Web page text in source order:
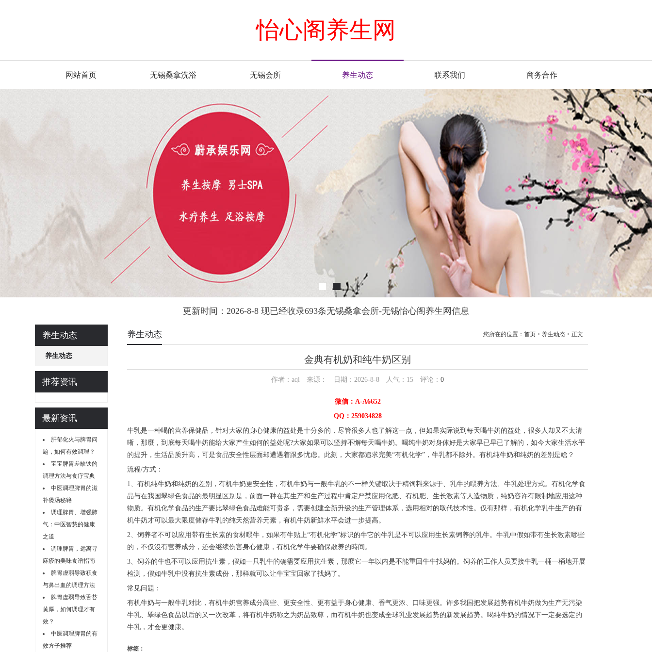
怡心阁养生网
网站首页 无锡桑拿洗浴 无锡会所 养生动态 联系我们 商务合作
更新时间：2026-8-8 现已经收录693条无锡桑拿会所-无锡怡心阁养生网信息
养生动态
养生动态
推荐资讯
最新资讯
肝郁化火与脾胃问
题，如何有效调理？
宝宝脾胃差缺铁的
调理方法与食疗宝典
中医调理脾胃的滋
补煲汤秘籍
调理脾胃、增强肺
气：中医智慧的健康
之道
调理脾胃，远离寻
麻疹的美味食谱指南
脾胃虚弱导致积食
与鼻出血的调理方法
脾胃虚弱导致舌苔
黄厚，如何调理才有
效？
中医调理脾胃的有
效方子推荐
养生动态 您所在的位置： 首页 > 养生动态 > 正文
金典有机奶和纯牛奶区别
作者：aqi 来源： 日期：2026-8-8 人气： 15 评论： 0
微信：A-A6652
QQ：259034828
牛乳是一种喝的营养保健品，针对大家的身心健康的益处是十分多的，尽管很多人也了解这一点，但如果实际说到每天喝牛奶的益处，很多人却又不太清
晰，那麼，到底每天喝牛奶能给大家产生如何的益处呢?大家如果可以坚持不懈每天喝牛奶。喝纯牛奶对身体好是大家早已早已了解的，如今大家生活水平
的提升，生活品质升高，可是食品安全性层面却遭遇着跟多忧虑。此刻，大家都追求完美“有机化学”，牛乳都不除外。有机纯牛奶和纯奶的差别是啥？
流程/方式：
1、有机纯牛奶和纯奶的差别，有机牛奶更安全性，有机牛奶与一般牛乳的不一样关键取决于精饲料来源于、乳牛的喂养方法、牛乳处理方式。有机化学食
品与在我国翠绿色食品的最明显区别是，前面一种在其生产和生产过程中肯定严禁应用化肥、有机肥、生长激素等人造物质，纯奶容许有限制地应用这种
物质。有机化学食品的生产要比翠绿色食品难能可贵多，需要创建全新升级的生产管理体系，选用相对的取代技术性。仅有那样，有机化学乳牛生产的有
机牛奶才可以最大限度储存牛乳的纯天然营养元素，有机牛奶新鮮水平会进一步提高。
2、饲养者不可以应用带有生长素的食材喂牛，如果有牛贴上“有机化学”标识的牛它的牛乳是不可以应用生长素饲养的乳牛。牛乳中假如带有生长激素哪些
的，不仅沒有营养成分，还会继续伤害身心健康，有机化学牛要确保散养的時间。
3、饲养的牛也不可以应用抗生素，假如一只乳牛的确需要应用抗生素，那麼它一年以内是不能重回牛牛找妈的。饲养的工作人员要接牛乳一桶一桶地开展
检测，假如牛乳中没有抗生素成份，那样就可以让牛宝宝回家了找妈了。
常见问题：
有机牛奶与一般牛乳对比，有机牛奶营养成分高些、更安全性、更有益于身心健康、香气更浓、口味更强。许多我国把发展趋势有机牛奶做为生产无污染
牛乳、翠绿色食品以后的又一次改革，将有机牛奶称之为奶品致尊，而有机牛奶也变成全球乳业发展趋势的新发展趋势。喝纯牛奶的情况下一定要选定的
牛乳，才会更健康。
标签：